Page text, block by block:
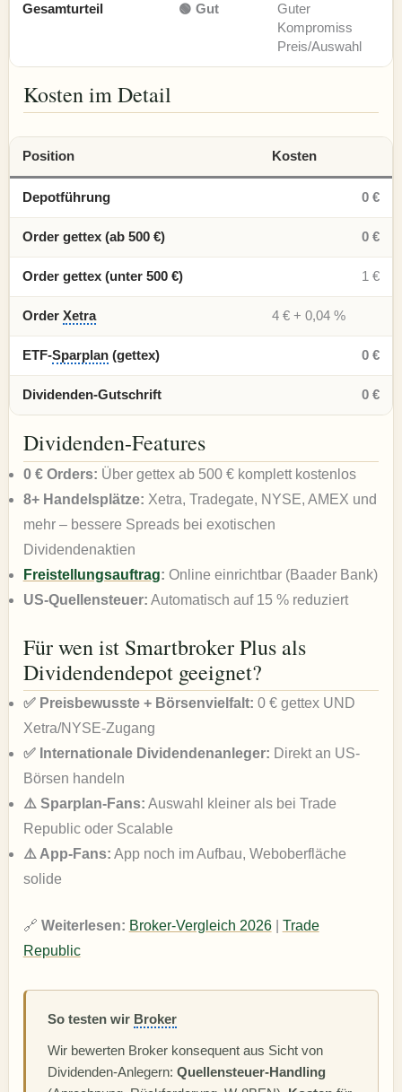
Gesamturteil 🟢 Gut
Guter
Kompromiss
Preis/Auswahl
Kosten im Detail
Position Kosten
Depotführung 0 €
Order gettex (ab 500 €) 0 €
Order gettex (unter 500 €) 1 €
Order Xetra 4 € + 0,04 %
ETF-Sparplan(gettex) 0 €
Dividenden-Gutschrift 0 €
Dividenden-Features
0 € Orders: Über gettex ab 500 € komplett kostenlos
8+ Handelsplätze: Xetra, Tradegate, NYSE, AMEX und
mehr – bessere Spreads bei exotischen
Dividendenaktien
Freistellungsauftrag: Online einrichtbar (Baader Bank)
US-Quellensteuer: Automatisch auf 15 % reduziert
Für wen ist Smartbroker Plus als
Dividendendepot geeignet?
✅ Preisbewusste + Börsenvielfalt: 0 € gettex UND
Xetra/NYSE-Zugang
✅ Internationale Dividendenanleger: Direkt an US-
Börsen handeln
⚠️ Sparplan-Fans: Auswahl kleiner als bei Trade
Republic oder Scalable
⚠️ App-Fans: App noch im Aufbau, Weboberfläche
solide
🔗 Weiterlesen: Broker-Vergleich 2026| Trade
Republic
So testen wir Broker
Wir bewerten Broker konsequent aus Sicht von
Dividenden-Anlegern: Quellensteuer-Handling